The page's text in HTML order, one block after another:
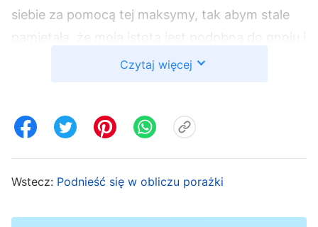
siebie za pomocą tej maksymy, tak abym stale
pamiętała, że moja istota jest podobna do gnoju i
że cała moja jaźń wydziela potworny smród.
pracy kościoła i że moja arogancja nie ma
upierałam się, że moje opinie są właściwe, i
przez co byłam gotowa okazywać pokorę i
Czytaj więcej
Wstecz: Podnieść się w obliczu porażki